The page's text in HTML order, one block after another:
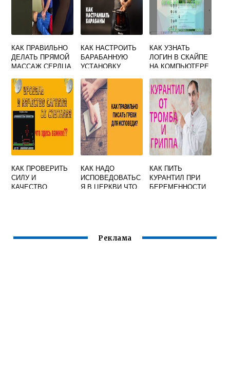
КАК ПРАВИЛЬНО
ДЕЛАТЬ ПРЯМОЙ
МАССАЖ СЕРДЦА
ИСКУССТВЕННОЕ
ДЫХАНИЕ
КАК НАСТРОИТЬ
БАРАБАННУЮ
УСТАНОВКУ
КАК УЗНАТЬ
ЛОГИН В СКАЙПЕ
НА КОМПЬЮТЕРЕ
КАК ПРОВЕРИТЬ
СИЛУ И
КАЧЕСТВО
КАК НАДО
ИСПОВЕДОВАТЬС
Я В ЦЕРКВИ ЧТО
КАК ПИТЬ
КУРАНТИЛ ПРИ
БЕРЕМЕННОСТИ
Реклама